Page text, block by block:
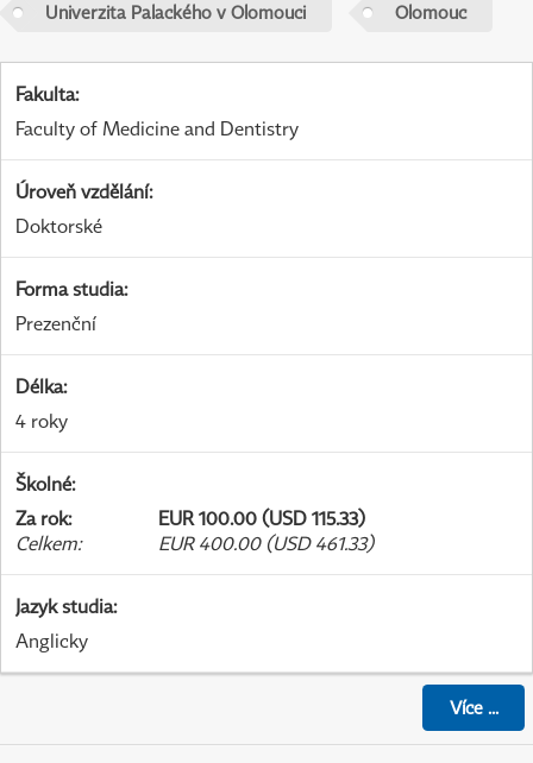
Univerzita Palackého v Olomouci Olomouc
Fakulta:
Faculty of Medicine and Dentistry
Úroveň vzdělání:
Doktorské
Forma studia:
Prezenční
Délka:
4 roky
Školné:
Za rok:
EUR 100.00 (USD 115.33)
Celkem: EUR 400.00 (USD 461.33)
Jazyk studia:
Anglicky
Více...